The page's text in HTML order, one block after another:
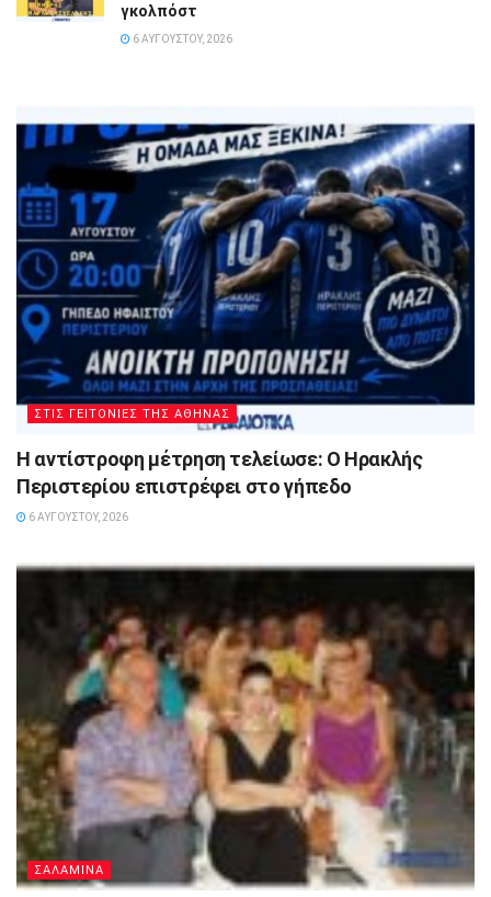
γκολπόστ
6 ΑΥΓΟΎΣΤΟΥ, 2026
ΣΤΙΣ ΓΕΙΤΟΝΙΕΣ ΤΗΣ ΑΘΗΝΑΣ
Η αντίστροφη μέτρηση τελείωσε: Ο Ηρακλής
Περιστερίου επιστρέφει στο γήπεδο
6 ΑΥΓΟΎΣΤΟΥ, 2026
ΣΑΛΑΜΙΝΑ